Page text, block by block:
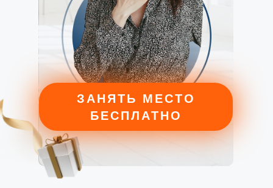
ЗАНЯТЬ МЕСТО
БЕСПЛАТНО